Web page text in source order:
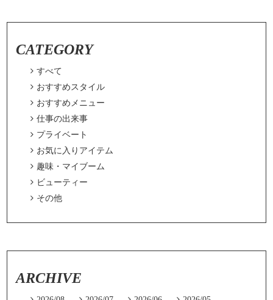
CATEGORY
 すべて
 おすすめスタイル
 おすすめメニュー
 仕事の出来事
 プライベート
 お気に入りアイテム
 趣味・マイブーム
 ビューティー
 その他
ARCHIVE